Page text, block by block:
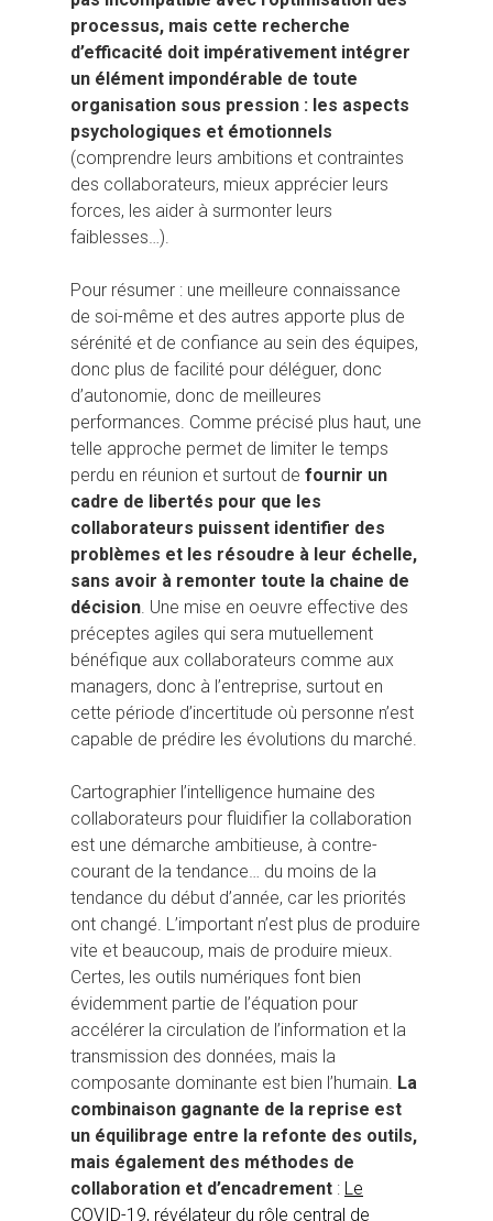
processus, mais cette recherche
d’efficacité doit impérativement intégrer
un élément impondérable de toute
organisation sous pression : les aspects
psychologiques et émotionnels
(comprendre leurs ambitions et contraintes
des collaborateurs, mieux apprécier leurs
forces, les aider à surmonter leurs
faiblesses…).
Pour résumer : une meilleure connaissance
de soi-même et des autres apporte plus de
sérénité et de confiance au sein des équipes,
donc plus de facilité pour déléguer, donc
d’autonomie, donc de meilleures
performances. Comme précisé plus haut, une
telle approche permet de limiter le temps
perdu en réunion et surtout de fournir un
cadre de libertés pour que les
collaborateurs puissent identifier des
problèmes et les résoudre à leur échelle,
sans avoir à remonter toute la chaine de
décision. Une mise en oeuvre effective des
préceptes agiles qui sera mutuellement
bénéfique aux collaborateurs comme aux
managers, donc à l’entreprise, surtout en
cette période d’incertitude où personne n’est
capable de prédire les évolutions du marché.
Cartographier l’intelligence humaine des
collaborateurs pour fluidifier la collaboration
est une démarche ambitieuse, à contre-
courant de la tendance… du moins de la
tendance du début d’année, car les priorités
ont changé. L’important n’est plus de produire
vite et beaucoup, mais de produire mieux.
Certes, les outils numériques font bien
évidemment partie de l’équation pour
accélérer la circulation de l’information et la
transmission des données, mais la
composante dominante est bien l’humain. La
combinaison gagnante de la reprise est
un équilibrage entre la refonte des outils,
mais également des méthodes de
collaboration et d’encadrement : Le
COVID-19, révélateur du rôle central de